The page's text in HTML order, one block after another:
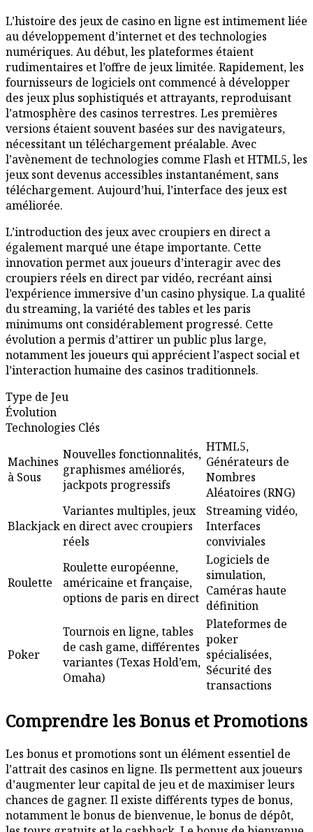
L’histoire des jeux de casino en ligne est intimement liée
au développement d’internet et des technologies
numériques. Au début, les plateformes étaient
rudimentaires et l’offre de jeux limitée. Rapidement, les
fournisseurs de logiciels ont commencé à développer
des jeux plus sophistiqués et attrayants, reproduisant
l’atmosphère des casinos terrestres. Les premières
versions étaient souvent basées sur des navigateurs,
nécessitant un téléchargement préalable. Avec
l’avènement de technologies comme Flash et HTML5, les
jeux sont devenus accessibles instantanément, sans
téléchargement. Aujourd’hui, l’interface des jeux est
améliorée.
L’introduction des jeux avec croupiers en direct a
également marqué une étape importante. Cette
innovation permet aux joueurs d’interagir avec des
croupiers réels en direct par vidéo, recréant ainsi
l’expérience immersive d’un casino physique. La qualité
du streaming, la variété des tables et les paris
minimums ont considérablement progressé. Cette
évolution a permis d’attirer un public plus large,
notamment les joueurs qui apprécient l’aspect social et
l’interaction humaine des casinos traditionnels.
Type de Jeu
Évolution
Technologies Clés
Machines
à Sous
Nouvelles fonctionnalités,
graphismes améliorés,
jackpots progressifs
HTML5,
Générateurs de
Nombres
Aléatoires (RNG)
Blackjack
Variantes multiples, jeux
en direct avec croupiers
réels
Streaming vidéo,
Interfaces
conviviales
Roulette
Roulette européenne,
américaine et française,
options de paris en direct
Logiciels de
simulation,
Caméras haute
définition
Poker
Tournois en ligne, tables
de cash game, différentes
variantes (Texas Hold’em,
Omaha)
Plateformes de
poker
spécialisées,
Sécurité des
transactions
Comprendre les Bonus et Promotions
Les bonus et promotions sont un élément essentiel de
l’attrait des casinos en ligne. Ils permettent aux joueurs
d’augmenter leur capital de jeu et de maximiser leurs
chances de gagner. Il existe différents types de bonus,
notamment le bonus de bienvenue, le bonus de dépôt,